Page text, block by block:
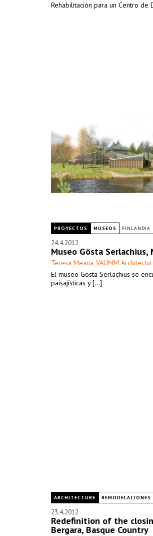
Rehabilitación para un Centro de
PROYECTOS MUSEOS FINLANDIA
24.4.2012
Museo Gösta Serlachius,
Teresa Meana, VAUMM
El museo Gösta Serlachius se
paisajísticas y [...]
ARCHITECTURE REMODELACIONES
23.4.2012
Redefinition of the
Bergara, Basque Country